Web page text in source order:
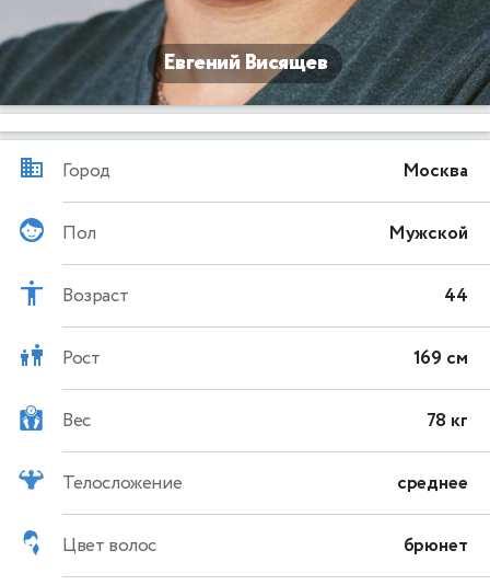
Евгений Висящев
Город Москва
Пол Мужской
Возраст 44
Рост 169 см
Вес 78 кг
Телосложение среднее
Цвет волос брюнет